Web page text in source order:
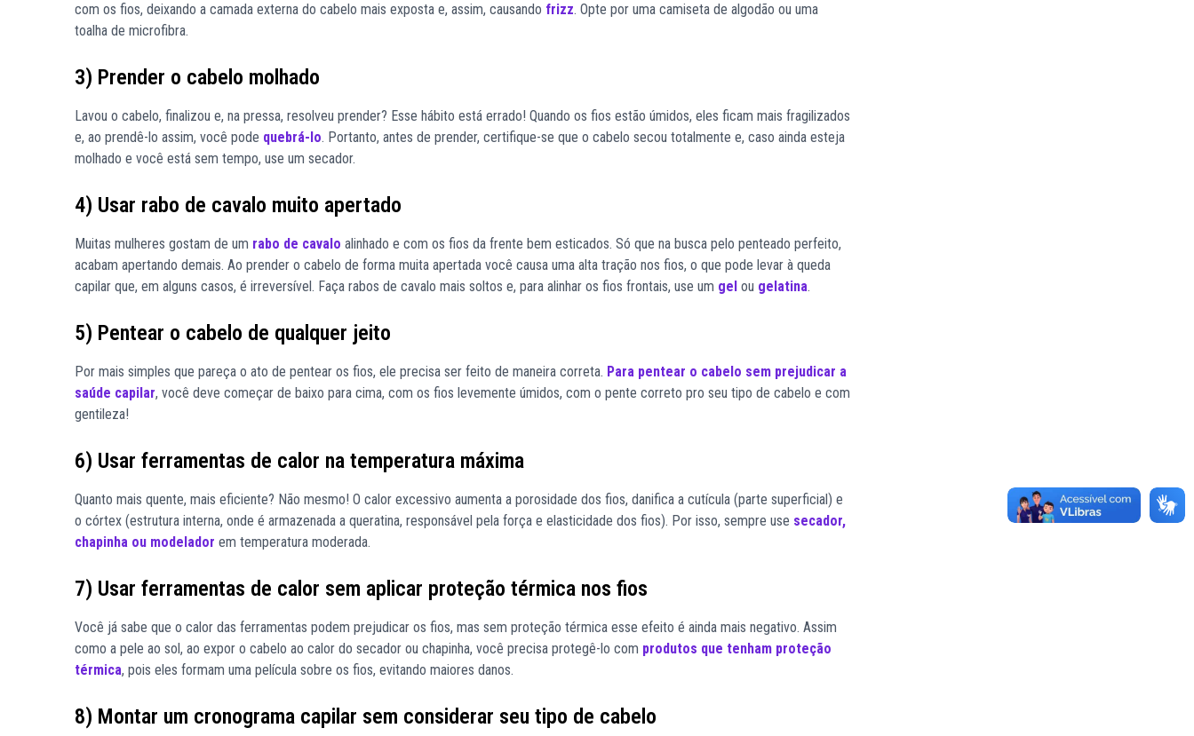
com os fios, deixando a camada externa do cabelo mais exposta e, assim, causando frizz. Opte por uma camiseta de algodão ou uma
toalha de microfibra.
3) Prender o cabelo molhado
Lavou o cabelo, finalizou e, na pressa, resolveu prender? Esse hábito está errado! Quando os fios estão úmidos, eles ficam mais fragilizados
e, ao prendê-lo assim, você pode quebrá-lo. Portanto, antes de prender, certifique-se que o cabelo secou totalmente e, caso ainda esteja
molhado e você está sem tempo, use um secador.
4) Usar rabo de cavalo muito apertado
Muitas mulheres gostam de um rabo de cavalo alinhado e com os fios da frente bem esticados. Só que na busca pelo penteado perfeito,
acabam apertando demais. Ao prender o cabelo de forma muita apertada você causa uma alta tração nos fios, o que pode levar à queda
capilar que, em alguns casos, é irreversível. Faça rabos de cavalo mais soltos e, para alinhar os fios frontais, use um gel ou gelatina.
5) Pentear o cabelo de qualquer jeito
Por mais simples que pareça o ato de pentear os fios, ele precisa ser feito de maneira correta. Para pentear o cabelo sem prejudicar a
saúde capilar, você deve começar de baixo para cima, com os fios levemente úmidos, com o pente correto pro seu tipo de cabelo e com
gentileza!
6) Usar ferramentas de calor na temperatura máxima
Quanto mais quente, mais eficiente? Não mesmo! O calor excessivo aumenta a porosidade dos fios, danifica a cutícula (parte superficial) e
o córtex (estrutura interna, onde é armazenada a queratina, responsável pela força e elasticidade dos fios). Por isso, sempre use secador,
chapinha ou modelador em temperatura moderada.
7) Usar ferramentas de calor sem aplicar proteção térmica nos fios
Você já sabe que o calor das ferramentas podem prejudicar os fios, mas sem proteção térmica esse efeito é ainda mais negativo. Assim
como a pele ao sol, ao expor o cabelo ao calor do secador ou chapinha, você precisa protegê-lo com produtos que tenham proteção
térmica, pois eles formam uma película sobre os fios, evitando maiores danos.
8) Montar um cronograma capilar sem considerar seu tipo de cabelo